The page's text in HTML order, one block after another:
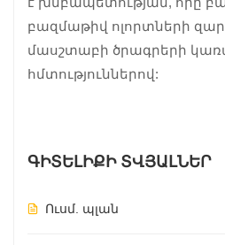
բազմաթիվ ոլորտների
մասշտաբի ծրագրերի
հմտություններով:
ԳԻՏԵԼԻՔԻ ՏՎՅԱԼՆԵՐ
Ուսմ. պլան